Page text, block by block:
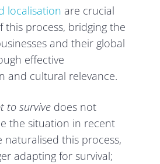
localisation are crucial
this process, bridging the
and their global
effective
and cultural relevance.
to survive does not
the situation in recent
naturalised this process,
adapting for survival;